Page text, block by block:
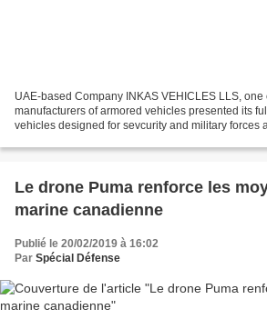
UAE-based Company INKAS VEHICLES LLS, one
manufacturers of armored vehicles presented its
vehicles designed for sevcurity and military forces
Le drone Puma renforce les
marine canadienne
Publié le 20/02/2019 à 16:02
Par Spécial Défense